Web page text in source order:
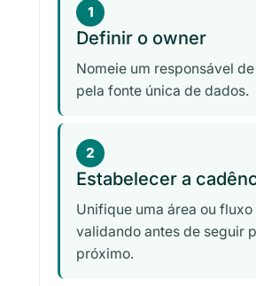
1
Definir o owner
Nomeie um responsável
pela fonte única de dados.
2
Estabelecer a
Unifique uma área ou fluxo
validando antes de seguir
próximo.